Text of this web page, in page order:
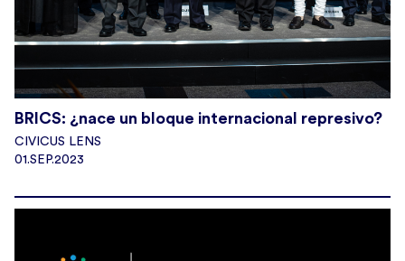
BRICS: ¿nace un bloque internacional represivo?
CIVICUS LENS
01.SEP.2023